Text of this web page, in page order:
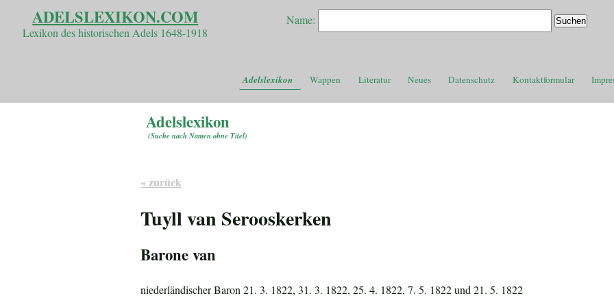
ADELSLEXIKON.COM
Lexikon des historischen Adels 1648-1918
Name:
Adelslexikon Wappen Literatur Neues Datenschutz Kontaktformular
Adelslexikon
(Suche nach Namen ohne Titel)
« zurück
Tuyll van Serooskerken
Barone van
niederländischer Baron 21. 3. 1822, 31. 3. 1822, 25. 4. 1822, 7. 5. 1822 und 21. 5. 1822